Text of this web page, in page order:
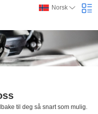
Norsk
til deg så snart som mulig.